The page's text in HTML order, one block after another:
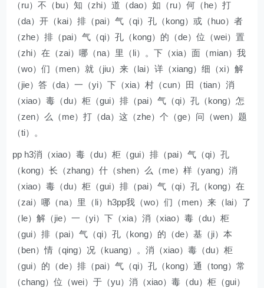
（ru）不（bu）知（zhi）道（dao）如（ru）何（he）打
（da）开（kai）排（pai）气（qi）孔（kong）或（huo）者
（zhe）排（pai）气（qi）孔（kong）的（de）位（wei）置
（zhi）在（zai）哪（na）里（li）。下（xia）面（mian）我
（wo）们（men）就（jiu）来（lai）详（xiang）细（xi）解
（jie）答（da）一（yi）下（xia）村（cun）田（tian）消
（xiao）毒（du）柜（gui）排（pai）气（qi）孔（kong）怎
（zen）么（me）打（da）这（zhe）个（ge）问（wen）题
（ti）。
pp h3消（xiao）毒（du）柜（gui）排（pai）气（qi）孔
（kong）长（zhang）什（shen）么（me）样（yang）消
（xiao）毒（du）柜（gui）排（pai）气（qi）孔（kong）在
（zai）哪（na）里（li）h3pp我（wo）们（men）来（lai）了
（le）解（jie）一（yi）下（xia）消（xiao）毒（du）柜
（gui）排（pai）气（qi）孔（kong）的（de）基（ji）本
（ben）情（qing）况（kuang）。消（xiao）毒（du）柜
（gui）的（de）排（pai）气（qi）孔（kong）通（tong）常
（chang）位（wei）于（yu）消（xiao）毒（du）柜（gui）